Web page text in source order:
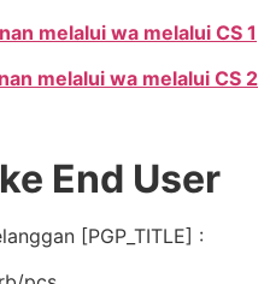
melalui wa melalui CS 1
melalui wa melalui CS 2
End User
[PGP_TITLE] :